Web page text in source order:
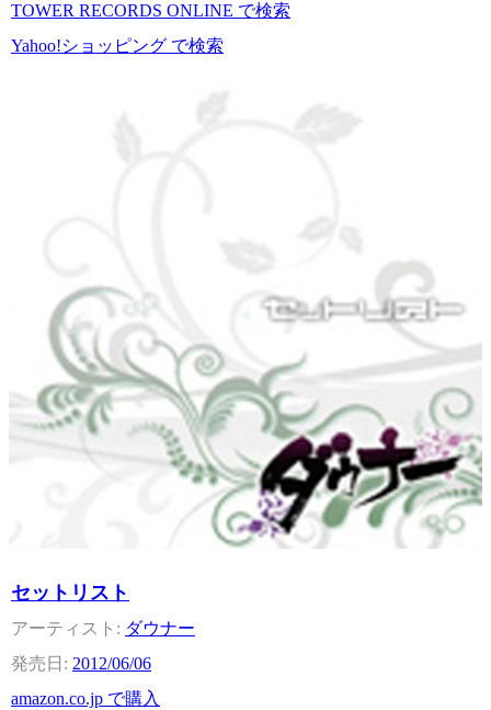
TOWER RECORDS ONLINE で検索
Yahoo!ショッピング で検索
セットリスト
ダウナー
2012/06/06
amazon.co.jp で購入